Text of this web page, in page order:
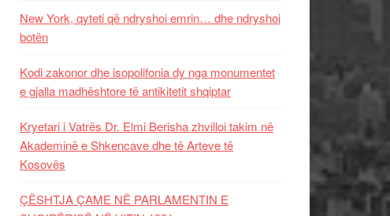
New York, qyteti që ndryshoi emrin… dhe ndryshoi
botën
Kodi zakonor dhe isopolifonia dy nga monumentet
e gjalla madhështore të antikitetit shqiptar
Kryetari i Vatrës Dr. Elmi Berisha zhvilloi takim në
Akademinë e Shkencave dhe të Arteve të
Kosovës
ÇËSHTJA ÇAME NË PARLAMENTIN E